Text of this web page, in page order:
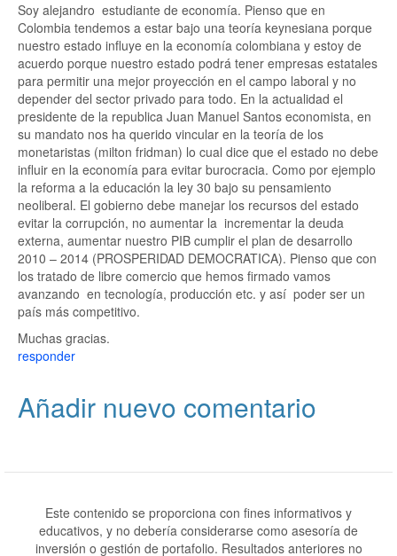
Soy alejandro estudiante de economía. Pienso que en
Colombia tendemos a estar bajo una teoría keynesiana porque
nuestro estado influye en la economía colombiana y estoy de
acuerdo porque nuestro estado podrá tener empresas estatales
para permitir una mejor proyección en el campo laboral y no
depender del sector privado para todo. En la actualidad el
presidente de la republica Juan Manuel Santos economista, en
su mandato nos ha querido vincular en la teoría de los
monetaristas (milton fridman) lo cual dice que el estado no debe
influir en la economía para evitar burocracia. Como por ejemplo
la reforma a la educación la ley 30 bajo su pensamiento
neoliberal. El gobierno debe manejar los recursos del estado
evitar la corrupción, no aumentar la incrementar la deuda
externa, aumentar nuestro PIB cumplir el plan de desarrollo
2010 – 2014 (PROSPERIDAD DEMOCRATICA). Pienso que con
los tratado de libre comercio que hemos firmado vamos
avanzando en tecnología, producción etc. y así poder ser un
país más competitivo.
Muchas gracias.
responder
Añadir nuevo comentario
Este contenido se proporciona con fines informativos y
educativos, y no debería considerarse como asesoría de
inversión o gestión de portafolio. Resultados anteriores no